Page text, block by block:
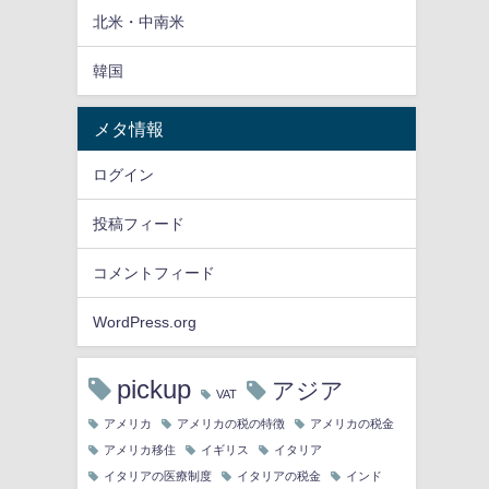
北米・中南米
韓国
メタ情報
ログイン
投稿フィード
コメントフィード
WordPress.org
pickup VAT アジア
アメリカ アメリカの税の特徴 アメリカの税金
アメリカ移住 イギリス イタリア
イタリアの医療制度 イタリアの税金 インド